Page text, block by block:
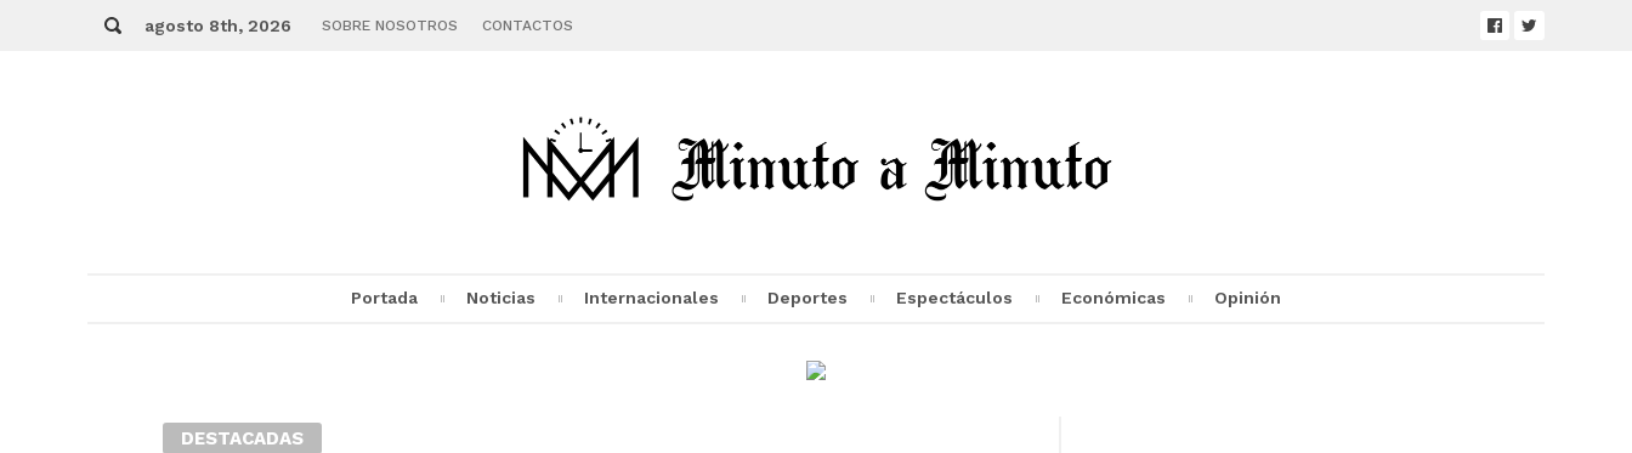
Buscar
agosto 8th, 2026 SOBRE NOSOTROS CONTACTOS
Portada Noticias Internacionales Deportes Espectáculos Económicas Opinión
DESTACADAS